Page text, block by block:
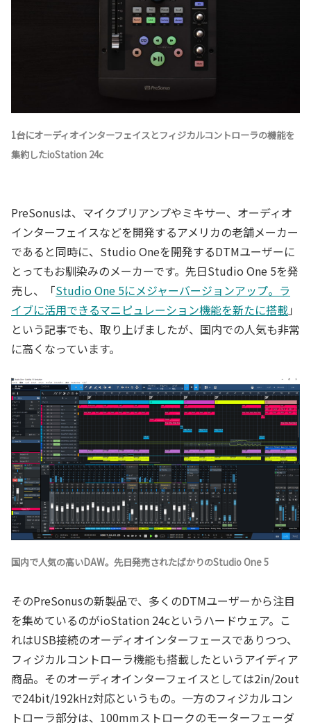
1台にオーディオインターフェイスとフィジカルコントローラの機能を
集約したioStation 24c
PreSonusは、マイクプリアンプやミキサー、オーディオ
インターフェイスなどを開発するアメリカの老舗メーカー
であると同時に、Studio Oneを開発するDTMユーザーに
とってもお馴染みのメーカーです。先日Studio One 5を発
売し、「Studio One 5にメジャーバージョンアップ。ラ
イブに活用できるマニピュレーション機能を新たに搭載」
という記事でも、取り上げましたが、国内での人気も非常
に高くなっています。
国内で人気の高いDAW。先日発売されたばかりのStudio One 5
そのPreSonusの新製品で、多くのDTMユーザーから注目
を集めているのがioStation 24cというハードウェア。こ
れはUSB接続のオーディオインターフェースでありつつ、
フィジカルコントローラ機能も搭載したというアイディア
商品。そのオーディオインターフェイスとしては2in/2out
で24bit/192kHz対応というもの。一方のフィジカルコン
トローラ部分は、100mmストロークのモーターフェーダ